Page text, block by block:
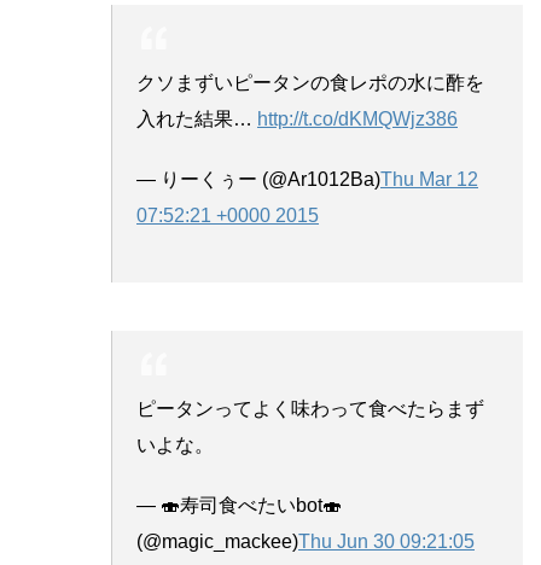
クソまずいピータンの食レポの水に酢を
入れた結果… http://t.co/dKMQWjz386
— りーくぅー (@Ar1012Ba)Thu Mar 12
07:52:21 +0000 2015
ピータンってよく味わって食べたらまず
いよな。
— 🍣寿司食べたいbot🍣
(@magic_mackee)Thu Jun 30 09:21:05